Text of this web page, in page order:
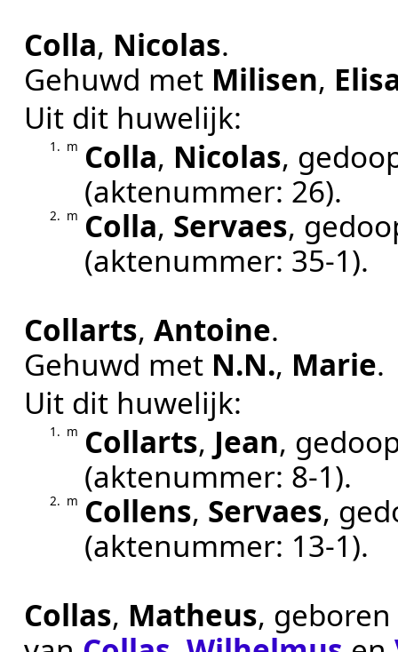
Colla, Nicolas.
Gehuwd met Milisen,
Uit dit huwelijk:
1. m Colla, Nicolas,
(aktenummer: 26).
2. m Colla, Servaes,
(aktenummer: 35-1).
Collarts,Antoine.
Gehuwd met N.N., Marie.
Uit dit huwelijk:
1. m Collarts, Jean,
(aktenummer: 8-1).
2. m Collens, Servaes,
(aktenummer: 13-1).
Collas, Matheus,